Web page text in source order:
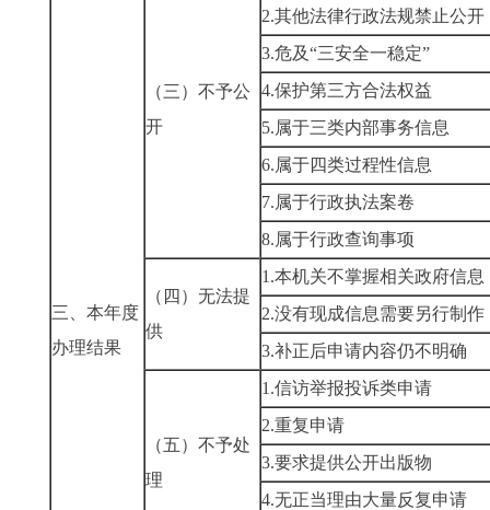
三、本年度
办理结果
（三）不予公
开
2.其他法律行政法规禁止公开
3.危及“三安全一稳定”
4.保护第三方合法权益
5.属于三类内部事务信息
6.属于四类过程性信息
7.属于行政执法案卷
8.属于行政查询事项
（四）无法提
供
1.本机关不掌握相关政府信息
2.没有现成信息需要另行制作
3.补正后申请内容仍不明确
（五）不予处
理
1.信访举报投诉类申请
2.重复申请
3.要求提供公开出版物
4.无正当理由大量反复申请